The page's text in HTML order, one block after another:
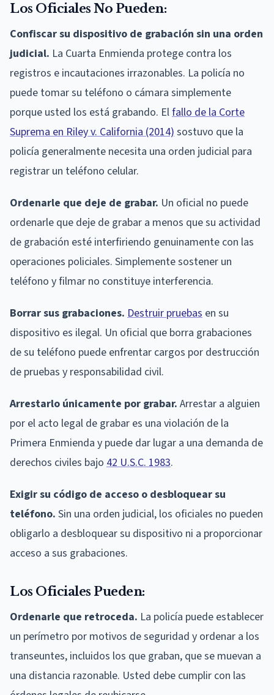
Los Oficiales No Pueden:
Confiscar su dispositivo de grabación sin una orden
judicial. La Cuarta Enmienda protege contra los
registros e incautaciones irrazonables. La policía no
puede tomar su teléfono o cámara simplemente
porque usted los está grabando. Elfallo de la Corte
Suprema en Riley v. California (2014) sostuvo que la
policía generalmente necesita una orden judicial para
registrar un teléfono celular.
Ordenarle que deje de grabar. Un oficial no puede
ordenarle que deje de grabar a menos que su actividad
de grabación esté interfiriendo genuinamente con las
operaciones policiales. Simplemente sostener un
teléfono y filmar no constituye interferencia.
Borrar sus grabaciones. Destruir pruebas en su
dispositivo es ilegal. Un oficial que borra grabaciones
de su teléfono puede enfrentar cargos por destrucción
de pruebas y responsabilidad civil.
Arrestarlo únicamente por grabar. Arrestar a alguien
por el acto legal de grabar es una violación de la
Primera Enmienda y puede dar lugar a una demanda de
derechos civiles bajo 42 U.S.C. 1983.
Exigir su código de acceso o desbloquear su
teléfono. Sin una orden judicial, los oficiales no pueden
obligarlo a desbloquear su dispositivo ni a proporcionar
acceso a sus grabaciones.
Los Oficiales Pueden:
Ordenarle que retroceda. La policía puede establecer
un perímetro por motivos de seguridad y ordenar a los
transeuntes, incluidos los que graban, que se muevan a
una distancia razonable. Usted debe cumplir con las